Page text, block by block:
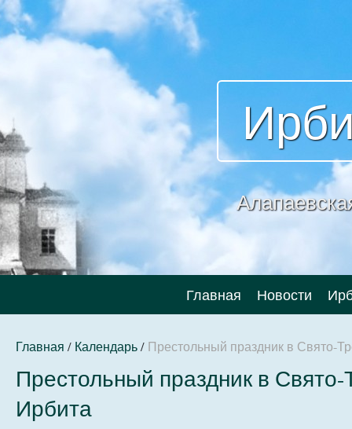
Главная Новости
Главная / Календарь/ Престольный праздник в Свято-
Престольный праздник в
Ирбита